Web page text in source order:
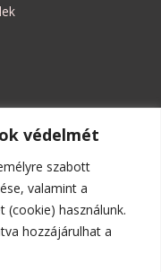
védelmét
szabott
valamint a
(cookie) használunk.
hozzájárulhat a